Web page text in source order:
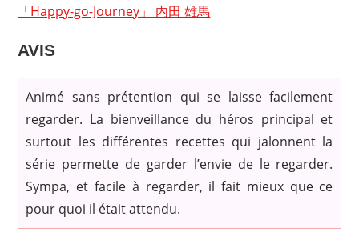
「Happy-go-Journey」 内田 雄馬
AVIS
Animé sans prétention qui se laisse facilement
regarder. La bienveillance du héros principal et
surtout les différentes recettes qui jalonnent la
série permette de garder l’envie de le regarder.
Sympa, et facile à regarder, il fait mieux que ce
pour quoi il était attendu.